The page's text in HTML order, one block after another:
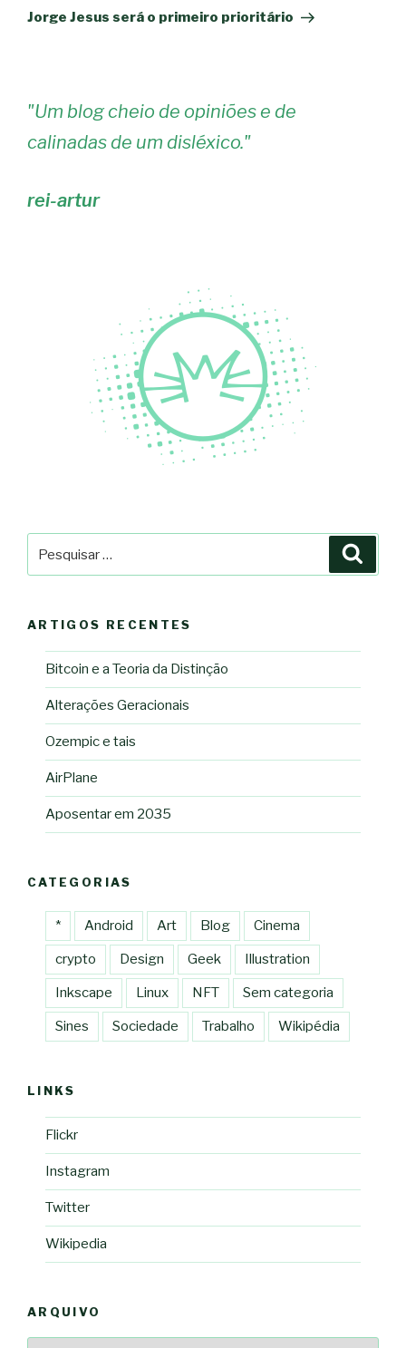
seguinte
Jorge Jesus será o primeiro prioritário
"Um blog cheio de opiniões e de
calinadas de um disléxico."
rei-artur
ARTIGOS RECENTES
Bitcoin e a Teoria da Distinção
Alterações Geracionais
Ozempic e tais
AirPlane
Aposentar em 2035
CATEGORIAS
* Android Art Blog Cinema
crypto Design Geek Illustration
Inkscape Linux NFT Sem categoria
Sines Sociedade Trabalho Wikipédia
LINKS
Flickr
Instagram
Twitter
Wikipedia
ARQUIVO